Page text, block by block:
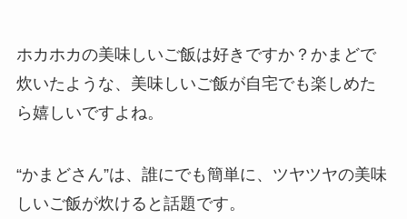
ホカホカの美味しいご飯は好きですか？かまどで
炊いたような、美味しいご飯が自宅でも楽しめた
ら嬉しいですよね。
“かまどさん”は、誰にでも簡単に、ツヤツヤの美味
しいご飯が炊けると話題です。